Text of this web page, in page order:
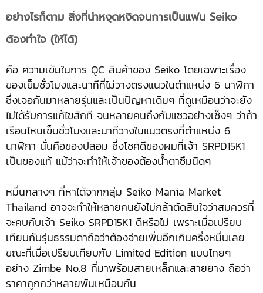
อย่างไรก็ตาม สิ่งที่น่าหงุดหงิดจนการเป็นแฟน Seiko
ต้องทำใจ (ให้ได้)
คือ ความเข้มในการ QC สินค้าของ Seiko โดยเฉพาะเรื่อง
ของเข็มชั่วโมงและนาทีที่ไม่วางตรงแนวในตำแหน่ง 6 นาฬิกา
ซึ่งเจอกันมาหลายรุ่นและเป็นปัญหาเดิมๆ ที่ดูเหมือนว่าจะยัง
ไม่ได้รับการแก้ไขสักที จนหลายคนถึงกับแซวอย่างเซ็งๆ ว่าถ้า
เรือนไหนเข็มชั่วโมงและนาทีวางในแนวตรงที่ตำแหน่ง 6
นาฬิกา นั่นคือของปลอม ซึ่งโชคดีของผมที่เจ้า SRPD15K1
เป็นของแท้ แม้ว่าจะทำให้เจ้าของต้องน้ำตาซึมนิดๆ
หมื่นกลางๆ ที่หาได้จากกลุ่ม Seiko Mania Market
Thailand อาจจะทำให้หลายคนยังไม่กล้าตัดสินใจว่าสมควรที่
จะคบกับเจ้า Seiko SRPD15K1 ดีหรือไม่ เพราะเมื่อเปรียบ
เทียบกับรุ่นธรรมดาถือว่าต้องจ่ายเพิ่มอีกเกินครึ่งหมื่นเลย
ขณะที่เมื่อเปรียบเทียบกับ Limited Edition แบบไทยๆ
อย่าง Zimbe No.8 ที่มาพร้อมสายเหล็กและสายยาง ถือว่า
ราคาถูกกว่าหลายพันเหมือนกัน